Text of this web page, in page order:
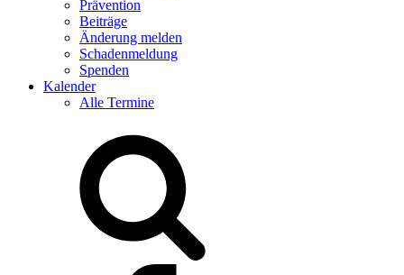
Prävention
Beiträge
Änderung melden
Schadenmeldung
Spenden
Kalender
Alle Termine